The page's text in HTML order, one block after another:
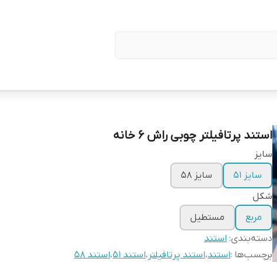
استند پرتافیلتر چوبی راش ۶ خانه
سایز
سایز ۵۱
سایز ۵۸
شکل
مربع
مستطیل
دسته‌بندی: استند
برچسب‌ها :استند،استند پرتافیلتر ،استند ۵۱ ،استند ۵۸